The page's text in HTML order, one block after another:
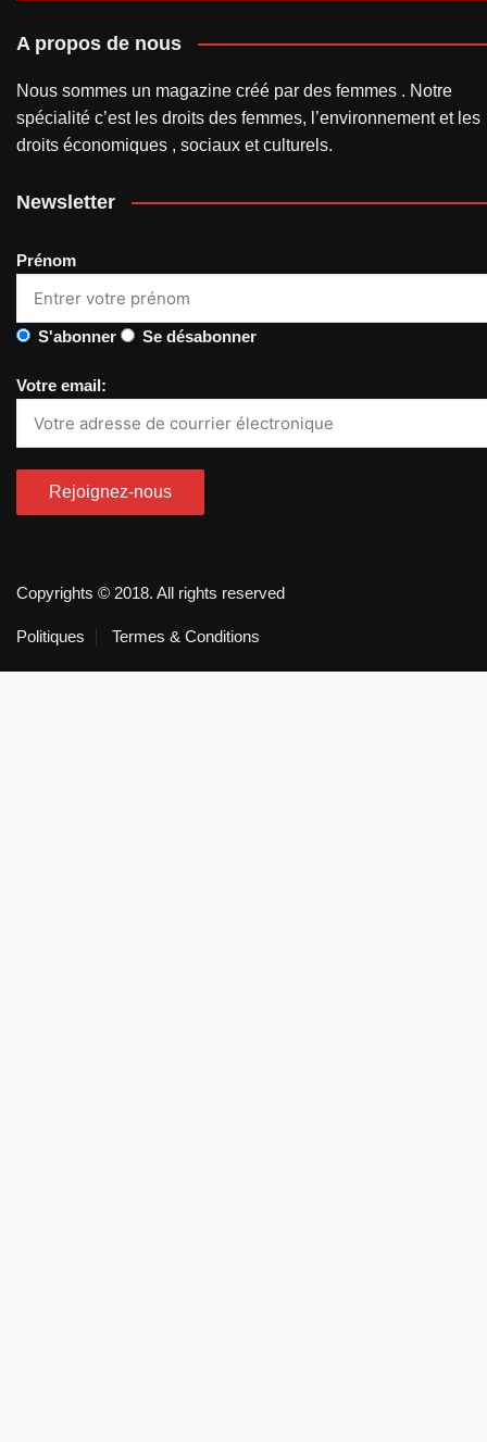
A propos de nous
Nous sommes un magazine créé par des femmes . Notre
spécialité c’est les droits des femmes, l’environnement et les
droits économiques , sociaux et culturels.
Newsletter
Prénom
S'abonner Se désabonner
Votre email:
Copyrights © 2018. All rights reserved
Politiques Termes & Conditions